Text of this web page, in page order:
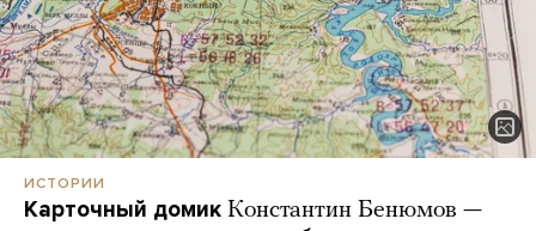
ИСТОРИИ
Карточный домик Константин Бенюмов —